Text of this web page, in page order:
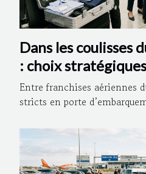
Dans les coulisses
: choix
d’affaires
Entre franchises aériennes
stricts en porte